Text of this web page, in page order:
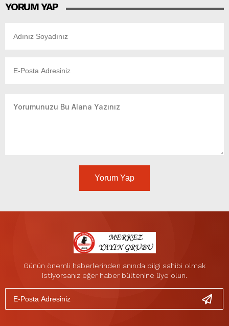
YORUM YAP
Yorum Yap
Günün önemli haberlerinden anında bilgi sahibi olmak
istiyorsanız eğer haber bültenine üye olun.